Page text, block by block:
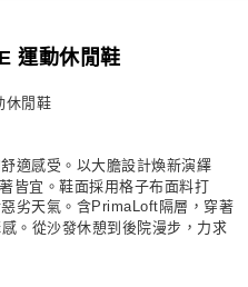
運費
運動休閒鞋
休閒鞋
適感受。以大膽設計煥新演繹
皆宜。鞋面採用格子布面料打
劣天氣。含PrimaLoft隔層，穿著
。從沙發休憩到後院漫步，力求